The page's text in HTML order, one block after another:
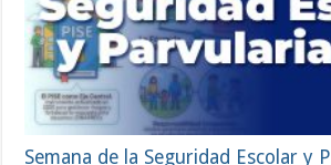
Semana de la Seguridad Escolar y